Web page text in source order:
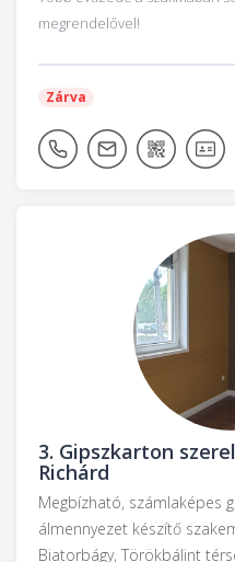
megrendelővel!
Zárva
3. Gipszkarton
Richárd
Megbízható, számlaképes
álmennyezet készítő
Biatorbágy, Törökbálint